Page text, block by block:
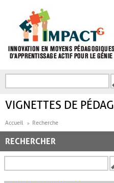
FORMULAIRE DE
VIGNETTES DE
Accueil Recherche
RECHERCHER